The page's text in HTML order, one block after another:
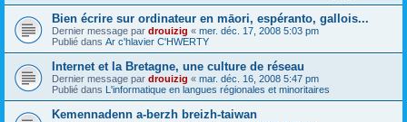
Bien écrire sur ordinateur en māori, espéranto, gallois...
Dernier message par drouizig « mer. déc. 17, 2008 5:03 pm
Publié dans Ar c'hlavier C'HWERTY
Internet et la Bretagne, une culture de réseau
Dernier message par drouizig « mar. déc. 16, 2008 5:47 pm
Publié dans L'informatique en langues régionales et minoritaires
Kemennadenn a-berzh breizh-taiwan